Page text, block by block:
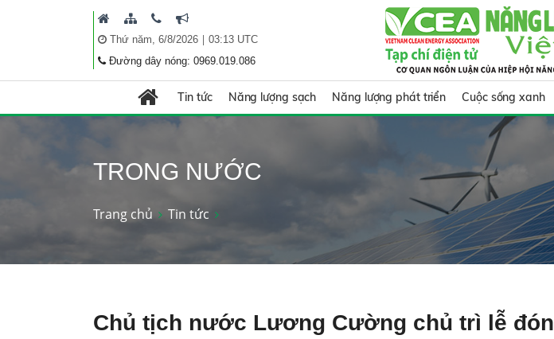
Thứ năm, 6/8/2026| 03:13 UTC
Đường dây nóng: 0969.019.086
Tin tức Năng lượng sạch Năng lượng phát triển Cuộc sống xanh
TRONG NƯỚC
Trang chủ Tin tức
Chủ tịch nước Lương Cường chủ trì lễ đón